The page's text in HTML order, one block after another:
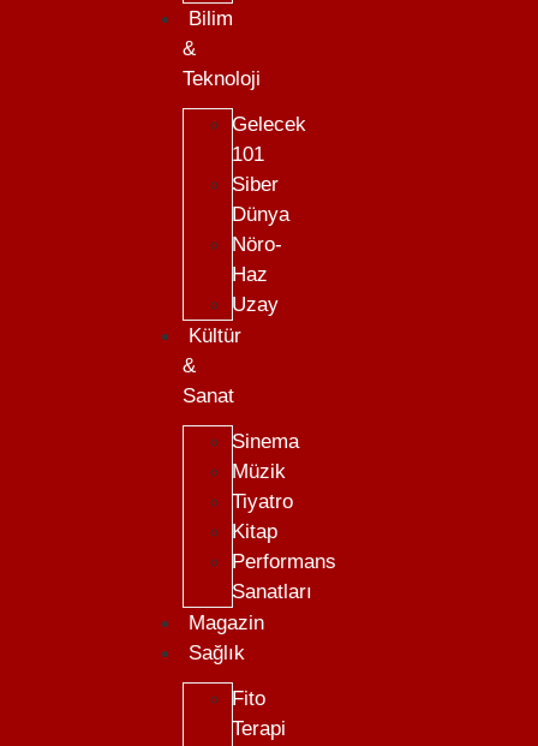
Bilim
&
Teknoloji
Gelecek
101
Siber
Dünya
Nöro-
Haz
Uzay
Kültür
&
Sanat
Sinema
Müzik
Tiyatro
Kitap
Performans
Sanatları
Magazin
Sağlık
Fito
Terapi